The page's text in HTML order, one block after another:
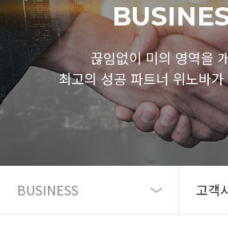
끊임없이 미의 영역을
최고의 성공 파트너 위노바
BUSINESS 고객